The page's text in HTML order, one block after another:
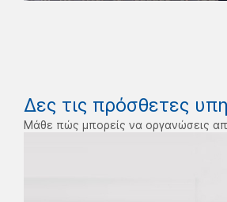
Δες τις πρόσθετες
Μάθε πώς μπορείς να οργανώσεις